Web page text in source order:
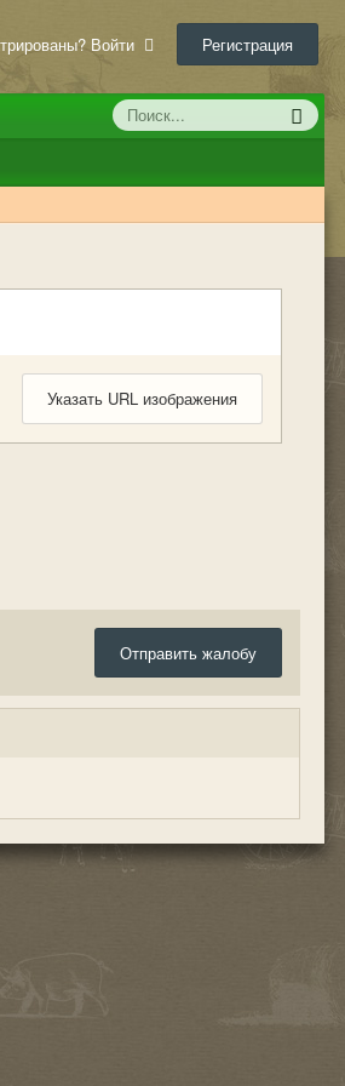
Войти Регистрация
Указать URL изображения
Отправить жалобу